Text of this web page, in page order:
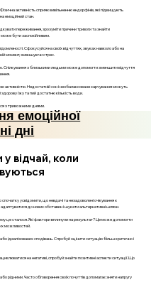
активність сприяє вивільненню ендорфінів, які підвищують
емоційний стан.
переживання, зрозуміти причини тривоги та знайти
бути заспокійливим.
Сфокусуйся на своїх відчуттях, звуках навколо або на
момент, зменшуючи стрес.
Спілкування з близькими людьми може допомогти зменшити відчуття
активністю. Недостатній сон і незбалансоване харчування можуть
їжу та пий достатню кількість води.
з тривожними днями.
емоційної
дні
відчай, коли
усвідомити, що невдачі та незадоволені очікування є
до нових обставин і шукати альтернативні шляхи.
це сталося. Які фактори вплинули на результат? Це може допомогти
можливостей.
ідеалізованих сподівань. Спробуй оцінити ситуацію більш критично і
на негативі, спробуй знайти позитивні аспекти ситуації. Що
рідними. Часто обговорення своїх почуттів допомагає зняти напругу